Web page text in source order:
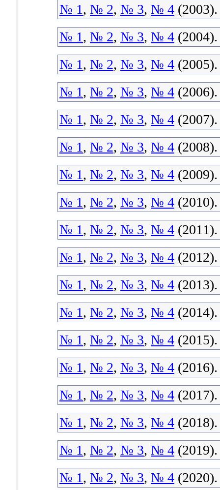
№ 1, № 2, № 3, № 4 (2003).
№ 1, № 2, № 3, № 4 (2004).
№ 1, № 2, № 3, № 4 (2005).
№ 1, № 2, № 3, № 4 (2006).
№ 1, № 2, № 3, № 4 (2007).
№ 1, № 2, № 3, № 4 (2008).
№ 1, № 2, № 3, № 4 (2009).
№ 1, № 2, № 3, № 4 (2010).
№ 1, № 2, № 3, № 4 (2011).
№ 1, № 2, № 3, № 4 (2012).
№ 1, № 2, № 3, № 4 (2013).
№ 1, № 2, № 3, № 4 (2014).
№ 1, № 2, № 3, № 4 (2015).
№ 1, № 2, № 3, № 4 (2016).
№ 1, № 2, № 3, № 4 (2017).
№ 1, № 2, № 3, № 4 (2018).
№ 1, № 2, № 3, № 4 (2019).
№ 1, № 2, № 3, № 4 (2020).